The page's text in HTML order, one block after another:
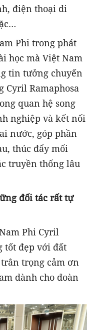
điện thoại di
Phi trong phát
học mà Việt Nam
tin tưởng chuyến
Cyril Ramaphosa
quan hệ song
nghiệp và kết nối
nước, góp phần
thúc đẩy mối
truyền thống lâu
đối tác rất tự
Phi Cyril
tốt đẹp với đất
trọng cảm ơn
dành cho đoàn